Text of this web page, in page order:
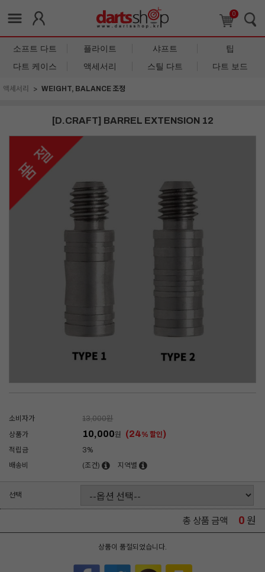
0
소프트 다트 플라이트 샤프트
팁
다트 케이스
액세서리 스틸 다트 다트 보드
액세서리 WEIGHT, BALANCE 조정
[D.CRAFT] BARREL EXTENSION 12
소비자가 13,000원
상품가
10,000원 (24% 할인)
적립금
3%
배송비
(조건) 지역별
선택
총 상품 금액 0 원
상품이 품절되었습니다.